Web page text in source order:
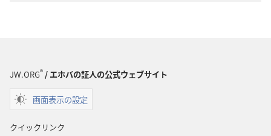
JW.ORG®/ エホバの証人の公式ウェブサイト
画面表示の設定
クイックリンク